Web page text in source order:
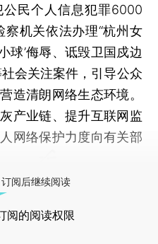
民个人信息犯罪6000
机关依法办理“杭州女
球’侮辱、诋毁卫国戍边
会关注案件，引导公众
造清朗网络生态环境。
产业链、提升互联网监
网络保护力度向有关部
阅后继续阅读
阅的阅读权限